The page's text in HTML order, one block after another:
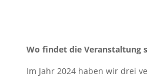
Wo findet die Veranstaltung
Im Jahr 2024 haben wir drei